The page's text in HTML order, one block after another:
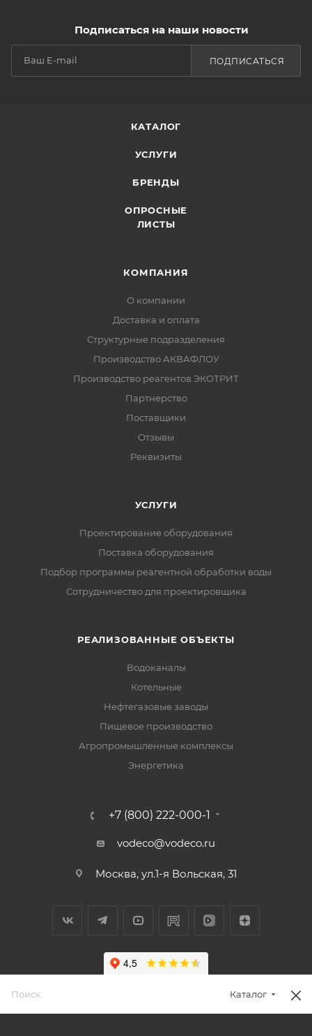
Подписаться на наши новости
ПОДПИСАТЬСЯ
КАТАЛОГ
УСЛУГИ
БРЕНДЫ
ОПРОСНЫЕ
ЛИСТЫ
КОМПАНИЯ
О компании
Доставка и оплата
Структурные подразделения
Производство АКВАФЛОУ
Производство реагентов ЭКОТРИТ
Партнерство
Поставщики
Отзывы
Реквизиты
УСЛУГИ
Проектирование оборудования
Поставка оборудования
Подбор программы реагентной обработки воды
Сотрудничество для проектировщика
РЕАЛИЗОВАННЫЕ ОБЪЕКТЫ
Водоканалы
Котельные
Нефтегазовые заводы
Пищевое производство
Агропромышленные комплексы
Энергетика
+7 (800) 222-000-1
vodeco@vodeco.ru
Москва, ул.1-я Вольская, 31
Каталог